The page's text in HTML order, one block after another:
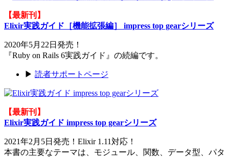
【最新刊】
Elixir実践ガイド［機能拡張編］ impress top gearシリーズ
2020年5月22日発売！
『Ruby on Rails 6実践ガイド』の続編です。
▶ 読者サポートページ
【最新刊】
Elixir実践ガイド impress top gearシリーズ
2021年2月5日発売！Elixir 1.11対応！
本書の主要なテーマは、モジュール、関数、データ型、パタ